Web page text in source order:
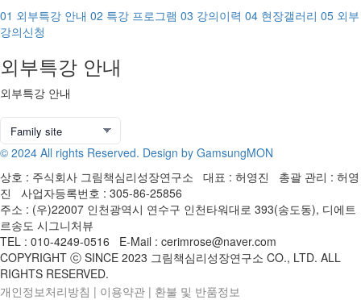
01 외부특강 안내 02 특강 프로그램 03 강의이력 04 현장갤러리 05 외부
강의신청
외부특강 안내
외부특강 안내
© 2024 All rights Reserved. Design by GamsungMON
상호 : 주식회사 그림책심리성장연구소 대표 : 허영진 총괄 관리 : 허영
진 사업자등록번호 : 305-86-25856
주소 : (우)22007 인천광역시 연수구 인천타워대로 393(송도동), 디에트
르송도 시그니처뷰
TEL : 010-4249-0516 E-Mail : cerimrose@naver.com
COPYRIGHT ⓒ SINCE 2023 그림책심리성장연구소 CO., LTD. ALL
RIGHTS RESERVED.
개인정보처리방침 | 이용약관 | 환불 및 반품정보